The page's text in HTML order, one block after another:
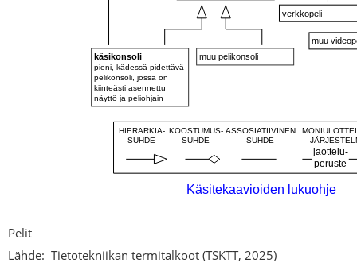
Pelit
Lähde: Tietotekniikan termitalkoot (TSKTT, 2025)